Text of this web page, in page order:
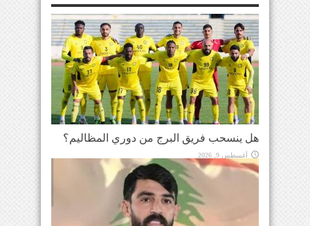
هل ينسحب فريق البرج من دوري المظاليم؟
أغسطس 9, 2026